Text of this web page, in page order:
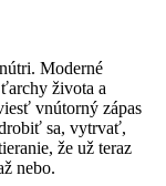
Moderné
života a
vnútorný zápas
sa, vytrvať,
že už teraz
nebo.